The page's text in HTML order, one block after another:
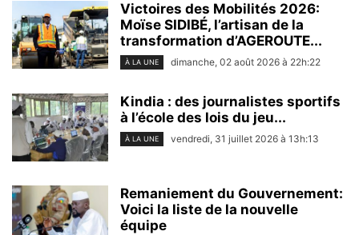
Victoires des Mobilités 2026:
Moïse SIDIBÉ, l’artisan de la
transformation d’AGEROUTE...
À LA UNE dimanche, 02 août 2026 à 22h:22
Kindia : des journalistes sportifs
à l’école des lois du jeu...
À LA UNE vendredi, 31 juillet 2026 à 13h:13
Remaniement du Gouvernement:
Voici la liste de la nouvelle
équipe